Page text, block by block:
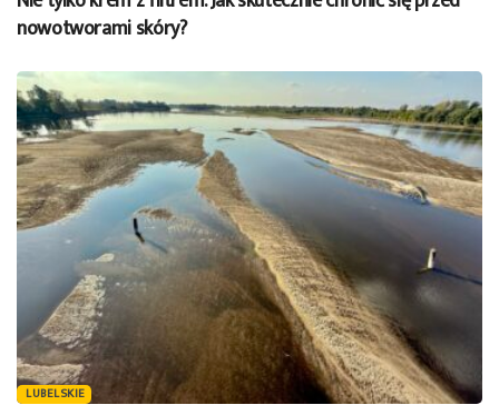
nowotworami skóry?
LUBELSKIE